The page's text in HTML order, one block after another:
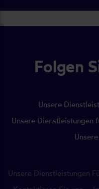
Folgen
Unsere
Unsere Dienstleistungen
Unsere Dienstleistungen